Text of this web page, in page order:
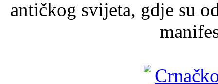
antičkog svijeta, gdje su